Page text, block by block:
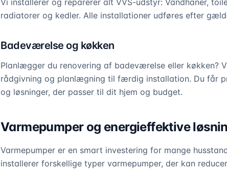
Vi installerer og reparerer alt VVS-udstyr: Vandhaner,
radiatorer og kedler. Alle installationer udføres efter
Badeværelse og køkken
Planlægger du renovering af badeværelse eller køkken?
rådgivning og planlægning til færdig installation. Du får
og løsninger, der passer til dit hjem og budget.
Varmepumper og energieffektive
Varmepumper er en smart investering for mange
installerer forskellige typer varmepumper, der kan